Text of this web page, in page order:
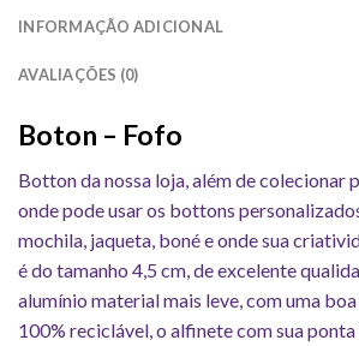
INFORMAÇÃO ADICIONAL
AVALIAÇÕES (0)
Boton – Fofo
Botton da nossa loja, além de colecionar
onde pode usar os bottons
mochila, jaqueta, boné e onde sua
é do tamanho 4,5 cm, de excelente
alumínio material mais leve, com uma
100% reciclável, o alfinete com sua